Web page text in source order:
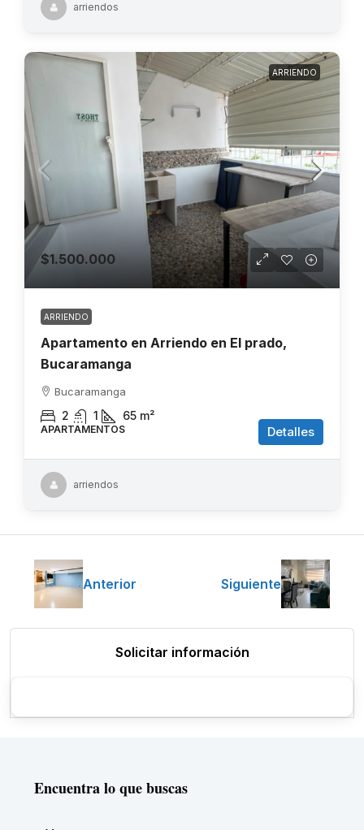
arriendos
ARRIENDO
$1.500.000
ARRIENDO
Apartamento en Arriendo en El prado,
Bucaramanga
Bucaramanga
2 1 65 m²
APARTAMENTOS Detalles
arriendos
Anterior Siguiente
Solicitar información
Encuentra lo que buscas